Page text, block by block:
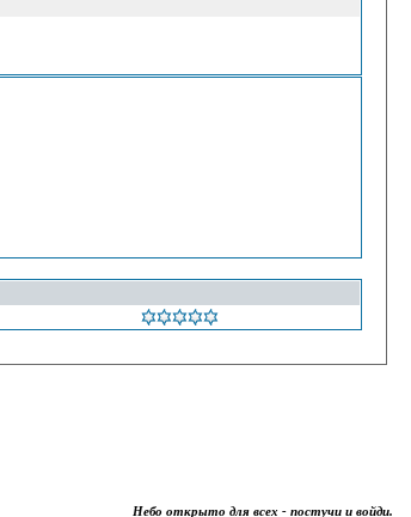
Небо открыто для всех - постучи и войди.